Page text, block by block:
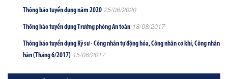
Thông báo tuyển dụng năm 2020 25/06/2020
Thông báo tuyển dụng Trưởng phòng An toàn 18/08/2017
Thông báo tuyển dụng Kỹ sư - Công nhân tự động hóa, Công nhân cơ khí, Công nhân
hàn (Tháng 6/2017) 15/06/2017